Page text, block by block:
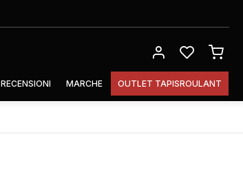
RECENSIONI MARCHE OUTLET TAPISROULANT